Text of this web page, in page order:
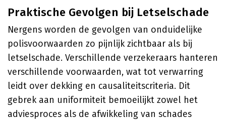
Praktische Gevolgen bij Letselschade
Nergens worden de gevolgen van onduidelijke
polisvoorwaarden zo pijnlijk zichtbaar als bij
letselschade. Verschillende verzekeraars hanteren
verschillende voorwaarden, wat tot verwarring
leidt over dekking en causaliteitscriteria. Dit
gebrek aan uniformiteit bemoeilijkt zowel het
adviesproces als de afwikkeling van schades